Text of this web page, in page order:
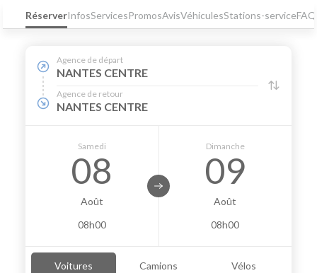
RéserverInfosServicesPromosAvisVéhiculesStations-serviceFAQ
Agence de départ
NANTES CENTRE
Agence de retour
NANTES CENTRE
Samedi
08
Août
08h00
Dimanche
09
Août
08h00
Voitures Camions Vélos